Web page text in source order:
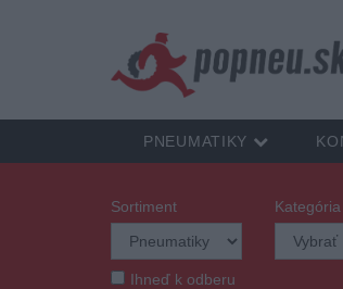
Sortiment
Ihneď k odberu
Kategória
PNEUMATIKY